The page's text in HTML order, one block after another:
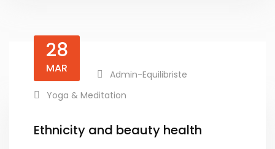
28
MAR
Admin-Equilibriste
Yoga & Meditation
Ethnicity and beauty health